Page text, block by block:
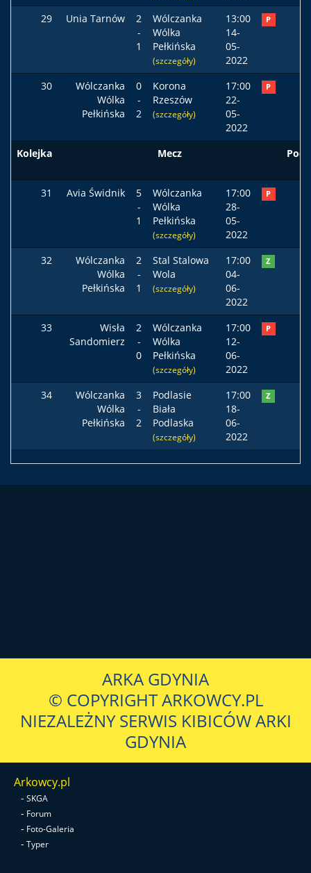
29 Unia Tarnów
2
-
1
Wólczanka
Wólka
Pełkińska
(szczegóły)
13:00
14-
05-
2022
P
30
Wólczanka
Wólka
Pełkińska
0
-
2
Korona
Rzeszów
(szczegóły)
17:00
22-
05-
2022
P
Kolejka Mecz
31 Avia Świdnik
5
-
1
Wólczanka
Wólka
Pełkińska
(szczegóły)
17:00
28-
05-
2022
P
32
Wólczanka
Wólka
Pełkińska
2
-
1
Stal Stalowa
Wola
(szczegóły)
17:00
04-
06-
2022
Z
33
Wisła
Sandomierz
2
-
0
Wólczanka
Wólka
Pełkińska
(szczegóły)
17:00
12-
06-
2022
P
34
Wólczanka
Wólka
Pełkińska
3
-
2
Podlasie
Biała
Podlaska
(szczegóły)
17:00
18-
06-
2022
Z
ARKA GDYNIA
© COPYRIGHT ARKOWCY.PL
NIEZALEŻNY SERWIS KIBICÓW ARKI
GDYNIA
Arkowcy.pl
- SKGA
- Forum
- Foto-Galeria
- Typer